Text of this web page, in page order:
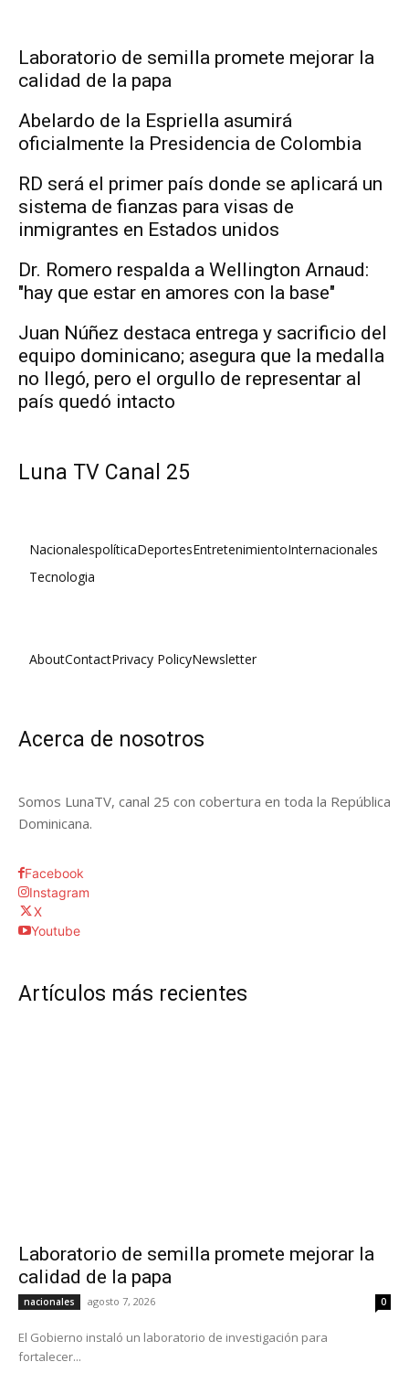
Laboratorio de semilla promete mejorar la
calidad de la papa
Abelardo de la Espriella asumirá
oficialmente la Presidencia de Colombia
RD será el primer país donde se aplicará un
sistema de fianzas para visas de
inmigrantes en Estados unidos
Dr. Romero respalda a Wellington Arnaud:
"hay que estar en amores con la base"
Juan Núñez destaca entrega y sacrificio del
equipo dominicano; asegura que la medalla
no llegó, pero el orgullo de representar al
país quedó intacto
Luna TV Canal 25
NacionalespolíticaDeportesEntretenimientoInternacionales
Tecnologia
AboutContactPrivacy PolicyNewsletter
Acerca de nosotros
Somos LunaTV, canal 25 con cobertura en toda la República
Dominicana.
Facebook
Instagram
X
Youtube
Artículos más recientes
Laboratorio de semilla promete mejorar la
calidad de la papa
nacionales agosto 7, 2026 0
El Gobierno instaló un laboratorio de investigación para
fortalecer...